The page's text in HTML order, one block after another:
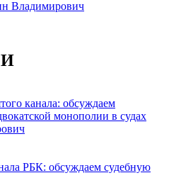
Владимирович
канала: обсуждаем
монополии в судах
РБК: обсуждаем судебную